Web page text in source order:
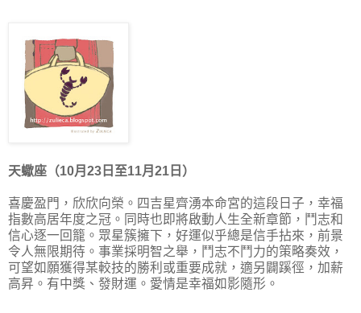
天蠍座（10月23日至11月21日）
喜慶盈門，欣欣向榮。四吉星齊湧本命宮的這段日子，幸福
指數高居年度之冠。同時也即將啟動人生全新章節，鬥志和
信心逐一回籠。眾星簇擁下，好運似乎總是信手拈來，前景
令人無限期待。事業採明智之舉，鬥志不鬥力的策略奏效，
可望如願獲得某較技的勝利或重要成就，適另闢蹊徑，加薪
高昇。有中獎、發財運。愛情是幸福如影隨形。